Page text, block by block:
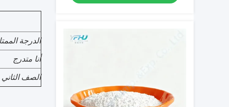
الدرجة
أنا متدرج
الصف الثاني